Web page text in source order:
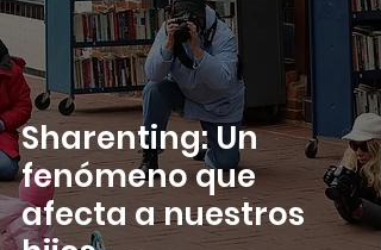
Sharenting: Un
fenómeno que
afecta a nuestros